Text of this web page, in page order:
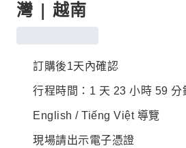
灣 | 越南
訂購後1天內確認
行程時間：1 天 23 小時 59 分
English / Tiếng Việt 導覽
現場請出示電子憑證